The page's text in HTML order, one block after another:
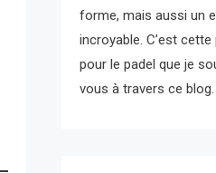
forme, mais aussi un
incroyable. C’est
pour le padel que je
vous à travers ce blog.